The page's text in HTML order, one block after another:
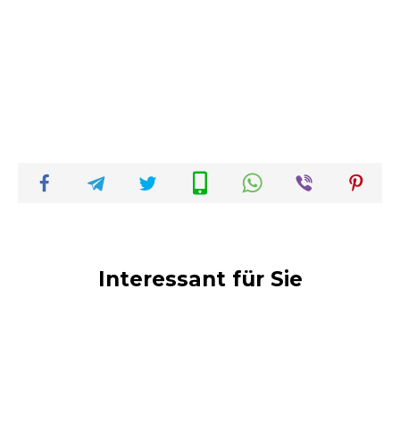
Interessant für Sie